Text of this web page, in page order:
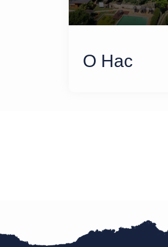
О Нас